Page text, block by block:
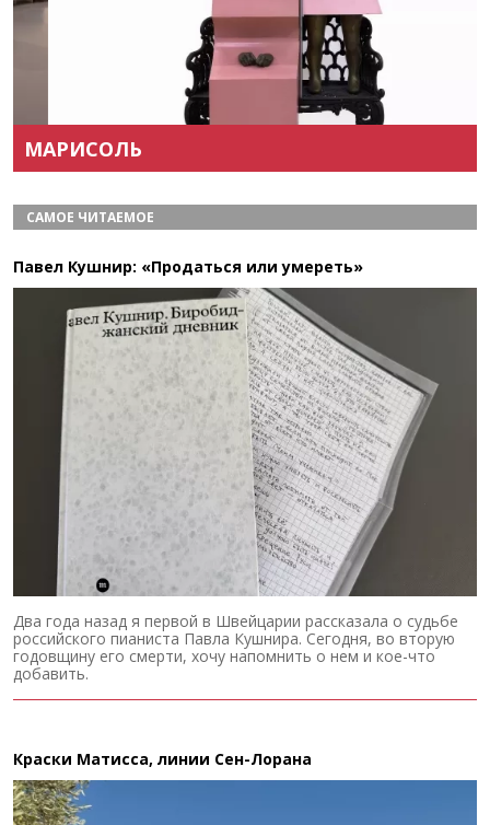
МАРИСОЛЬ
САМОЕ ЧИТАЕМОЕ
Павел Кушнир: «Продаться или умереть»
Два года назад я первой в Швейцарии рассказала о судьбе
российского пианиста Павла Кушнира. Сегодня, во вторую
годовщину его смерти, хочу напомнить о нем и кое-что
добавить.
Краски Матисса, линии Сен-Лорана